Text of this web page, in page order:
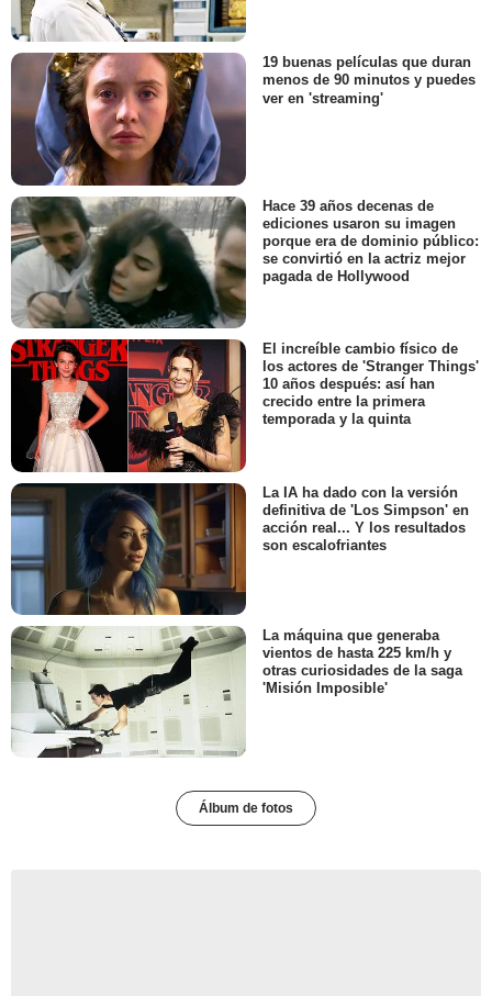
19 buenas películas que duran
menos de 90 minutos y puedes
ver en 'streaming'
Hace 39 años decenas de
ediciones usaron su imagen
porque era de dominio público:
se convirtió en la actriz mejor
pagada de Hollywood
El increíble cambio físico de
los actores de 'Stranger Things'
10 años después: así han
crecido entre la primera
temporada y la quinta
La IA ha dado con la versión
definitiva de 'Los Simpson' en
acción real... Y los resultados
son escalofriantes
La máquina que generaba
vientos de hasta 225 km/h y
otras curiosidades de la saga
'Misión Imposible'
Álbum de fotos